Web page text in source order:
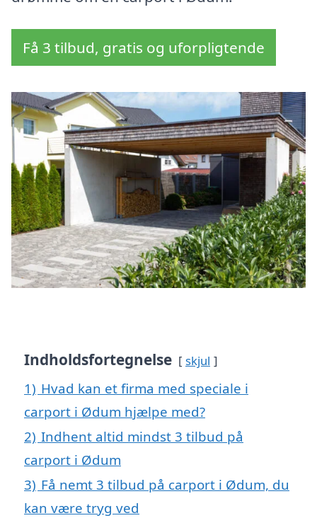
Få 3 tilbud, gratis og uforpligtende
Indholdsfortegnelse skjul
1) Hvad kan et firma med speciale i
carport i Ødum hjælpe med?
2) Indhent altid mindst 3 tilbud på
carport i Ødum
3) Få nemt 3 tilbud på carport i Ødum, du
kan være tryg ved